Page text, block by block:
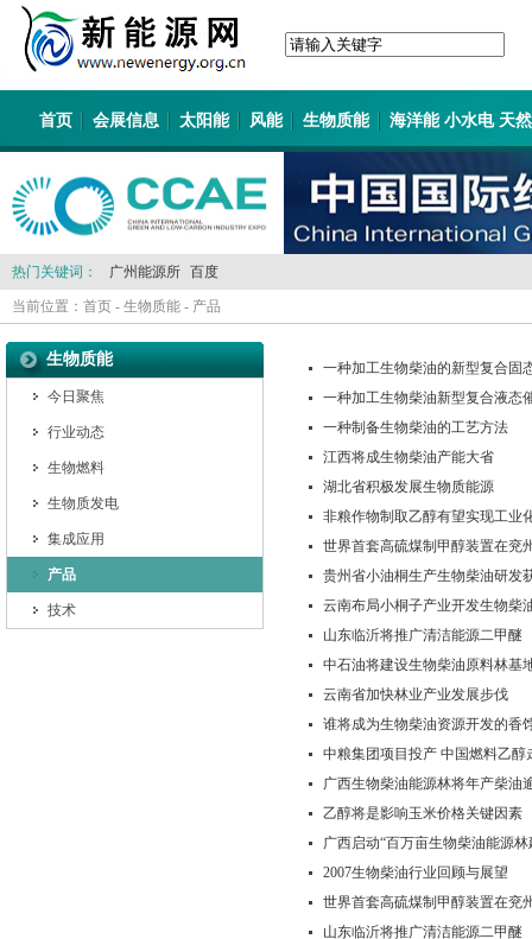
首页 会展信息 太阳能 风能 生物质能 海洋能 小水电 天
热门关键词： 广州能源所 百度
当前位置： 首页 - 生物质能 - 产品
生物质能
今日聚焦
行业动态
生物燃料
生物质发电
集成应用
产品
技术
一种加工生物柴油的新型复合固
一种加工生物柴油新型复合液态
一种制备生物柴油的工艺方法
江西将成生物柴油产能大省
湖北省积极发展生物质能源
非粮作物制取乙醇有望实现工业
世界首套高硫煤制甲醇装置在兖
贵州省小油桐生产生物柴油研发
云南布局小桐子产业开发生物柴
山东临沂将推广清洁能源二甲醚
中石油将建设生物柴油原料林基
云南省加快林业产业发展步伐
谁将成为生物柴油资源开发的香
中粮集团项目投产 中国燃料乙醇
广西生物柴油能源林将年产柴油
乙醇将是影响玉米价格关键因素
广西启动“百万亩生物柴油能源林
2007生物柴油行业回顾与展望
世界首套高硫煤制甲醇装置在兖
山东临沂将推广清洁能源二甲醚